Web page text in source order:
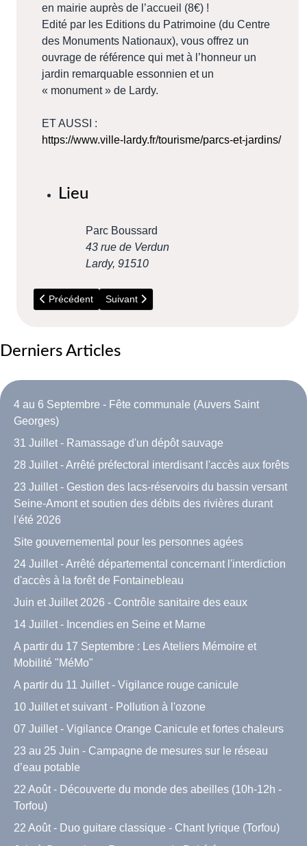
en mairie auprès de l’accueil (8€) !
Edité par les Editions du Patrimoine (du Centre
des Monuments Nationaux), vous offrez un
ouvrage de référence qui met à l’honneur un
jardin remarquable essonnien et un
« monument » de Lardy.
ET AUSSI :
https://www.ville-lardy.fr/tourisme/parcs-et-jardins/
Lieu
Parc Boussard
43 rue de Verdun
Lardy, 91510
Article précédent : 18 au 20 Septembre - Festival
Précédent Article suivant : 2026 - Travaux RER C
Suivant
Derniers Articles
4 au 6 Septembre - Fête communale (Auvers Saint
Georges)
31 Juillet - Ramassage d'un dépôt sauvage
28 Juillet - Arrêté préfectoral interdisant l'accès aux forêts
23 Juillet - Gestion des lacs-réservoirs du bassin versant
Seine-Amont et soutien des débits des rivières durant
l'été 2026
Site gouvernemental pour les personnes agées
24 Juillet - Arrêté départemental concernant l'interdiction
d'accès à la forêt de Fontainebleau
Juin et Juillet 2026 - Contrôle sanitaire des eaux
14 Juillet - Incendies en Seine et Marne
A partir du 17 Septembre : Les Ateliers Mémoire et
Mobilité "MéMo"
A partir du 11 Juillet - Vigilance rouge canicule
10 Juillet et suivant - Pollution à l'ozone
07 Juillet - Vigilance Orange Canicule et fortes chaleurs
23 au 25 Juin - Campagne de mesures sur le réseau
d’eau potable
22 Août - Découverte du monde des abeilles (10h-12h -
Torfou)
22 Août - Duo guitare classique - Chant lyrique (Torfou)